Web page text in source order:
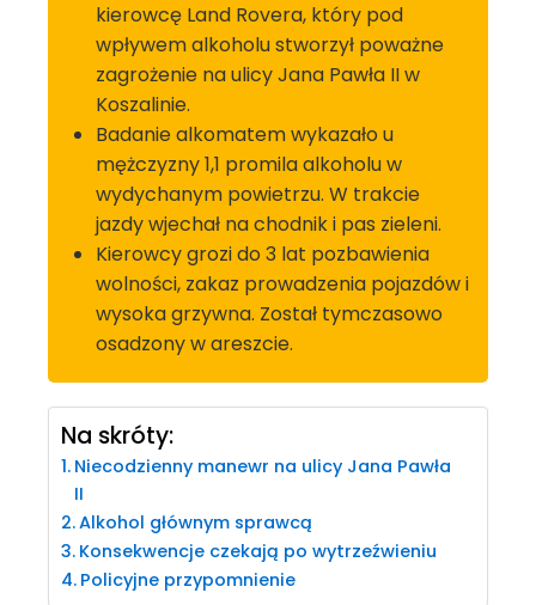
kierowcę Land Rovera, który pod
wpływem alkoholu stworzył poważne
zagrożenie na ulicy Jana Pawła II w
Koszalinie.
Badanie alkomatem wykazało u
mężczyzny 1,1 promila alkoholu w
wydychanym powietrzu. W trakcie
jazdy wjechał na chodnik i pas zieleni.
Kierowcy grozi do 3 lat pozbawienia
wolności, zakaz prowadzenia pojazdów i
wysoka grzywna. Został tymczasowo
osadzony w areszcie.
Na skróty:
Niecodzienny manewr na ulicy Jana Pawła
II
Alkohol głównym sprawcą
Konsekwencje czekają po wytrzeźwieniu
Policyjne przypomnienie